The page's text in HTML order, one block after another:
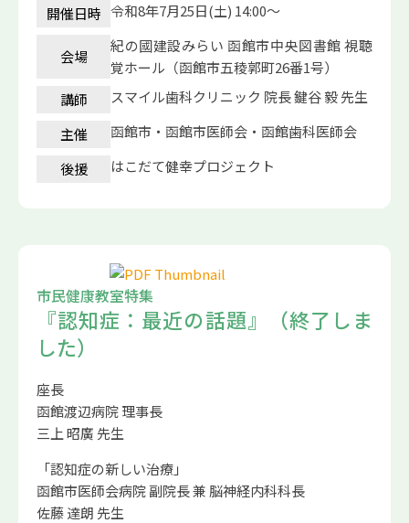
開催日時 令和8年7月25日(土) 14:00～
会場
紀の國建設みらい 函館市中央図書館 視聴
覚ホール（函館市五稜郭町26番1号）
講師
スマイル歯科クリニック 院長 鍵谷 毅 先生
主催
函館市・函館市医師会・函館歯科医師会
後援
はこだて健幸プロジェクト
市民健康教室特集
『認知症：最近の話題』（終了しま
した）
座長
函館渡辺病院 理事長
三上 昭廣 先生
「認知症の新しい治療」
函館市医師会病院 副院長 兼 脳神経内科科長
佐藤 達朗 先生